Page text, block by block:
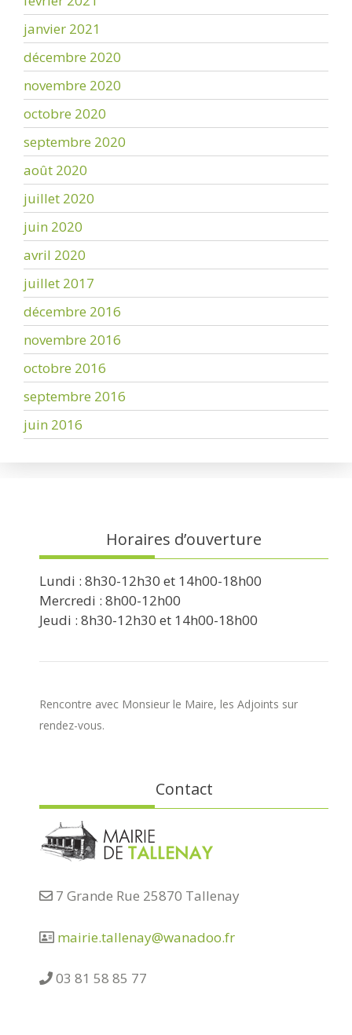
janvier 2021
décembre 2020
novembre 2020
octobre 2020
septembre 2020
août 2020
juillet 2020
juin 2020
avril 2020
juillet 2017
décembre 2016
novembre 2016
octobre 2016
septembre 2016
juin 2016
Horaires d’ouverture
Lundi : 8h30-12h30 et 14h00-18h00
Mercredi : 8h00-12h00
Jeudi : 8h30-12h30 et 14h00-18h00
Rencontre avec Monsieur le Maire, les Adjoints sur
rendez-vous.
Contact
7 Grande Rue 25870 Tallenay
mairie.tallenay@wanadoo.fr
03 81 58 85 77